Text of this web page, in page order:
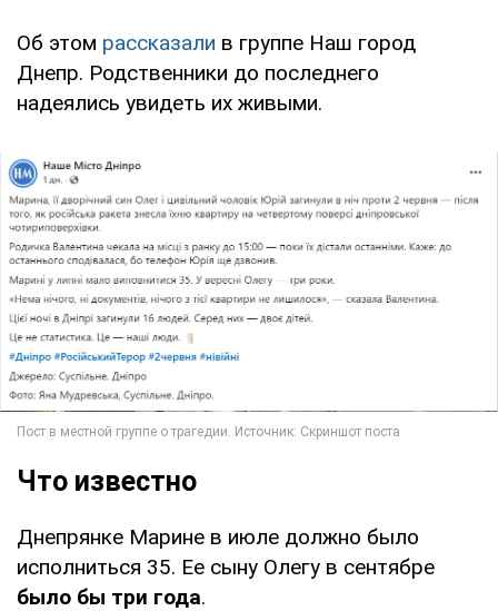
Об этом рассказали в группе Наш город
Днепр. Родственники до последнего
надеялись увидеть их живыми.
Что известно
Днепрянке Марине в июле должно было
исполниться 35. Ее сыну Олегу в сентябре
было бы три года.